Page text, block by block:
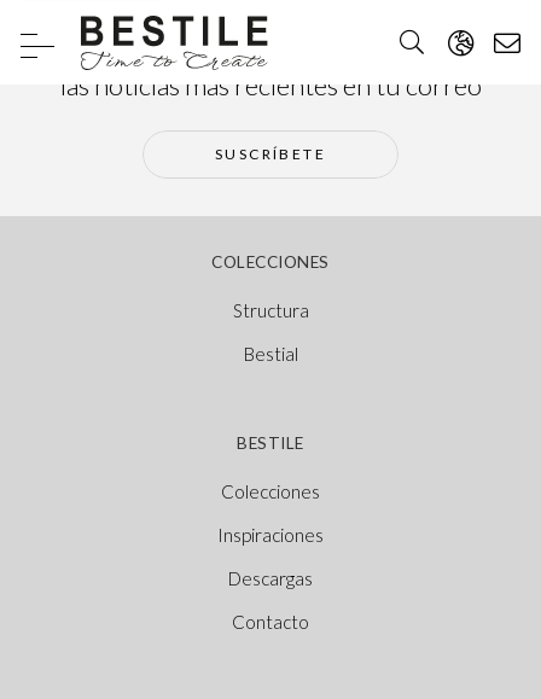
Suscríbete a nuestra newsletter y recibe
las noticias más recientes en tu correo
SUSCRÍBETE
COLECCIONES
Structura
Bestial
BESTILE
Colecciones
Inspiraciones
Descargas
Contacto